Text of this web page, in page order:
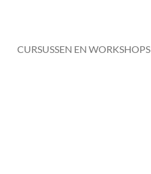
CURSUSSEN EN WORKSHOPS